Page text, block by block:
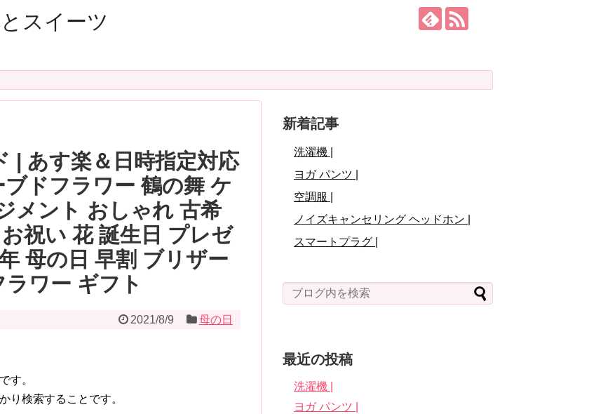
スイーツ
| あす楽＆日時指定対応
ドフラワー 鶴の舞 ケ
メント おしゃれ 古希
祝い 花 誕生日 プレゼ
母の日 早割 ブリザー
ラワー ギフト
2021/8/9 母の日
す。
り検索することです。
新着記事
洗濯機 |
ヨガ パンツ |
空調服 |
ノイズキャンセリング ヘッドホン |
スマートプラグ |
最近の投稿
洗濯機 |
ヨガ パンツ |